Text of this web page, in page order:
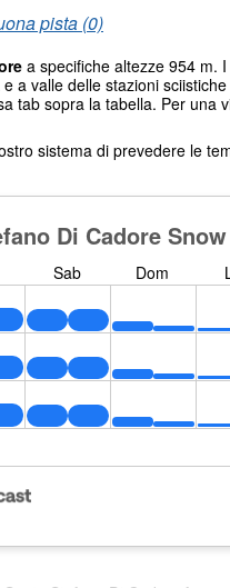
pista (0)
a specifiche altezze 954 m.
a valle delle stazioni
tab sopra la tabella. Per una
sistema di prevedere le